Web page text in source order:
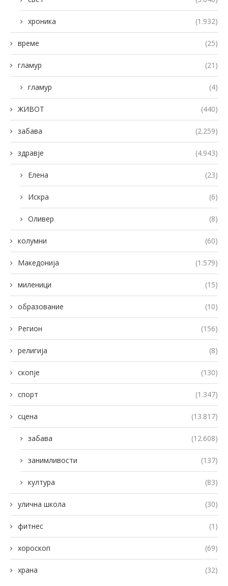
хроника (1.932)
време (25)
гламур (21)
гламур (4)
ЖИВОТ (440)
забава (2.259)
здравје (4.943)
Елена (23)
Искра (6)
Оливер (8)
колумни (60)
Македонија (1.579)
миленици (15)
образование (10)
Регион (156)
религија (8)
скопје (130)
спорт (1.347)
сцена (13.817)
забава (12.608)
занимливости (137)
култура (83)
улична школа (30)
фитнес (1)
хороскоп (69)
храна (32)